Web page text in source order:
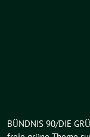
BÜNDNIS 90/DIE